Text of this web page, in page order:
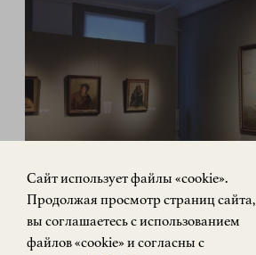
РУССКОЕ ИСКУССТВО
Кремль, корпус 3
КУПИТЬ БИЛЕТ
ЗАПИСАТЬСЯ
Cайт использует файлы «cookie».
Продолжая просмотр страниц сайта,
вы соглашаетесь с использованием
файлов «cookie» и согласны с